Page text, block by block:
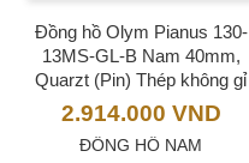
Đồng hồ Olym Pianus 130-
13MS-GL-B Nam 40mm,
Quarzt (Pin) Thép không gỉ
2.914.000 VND
ĐỒNG HỒ NAM